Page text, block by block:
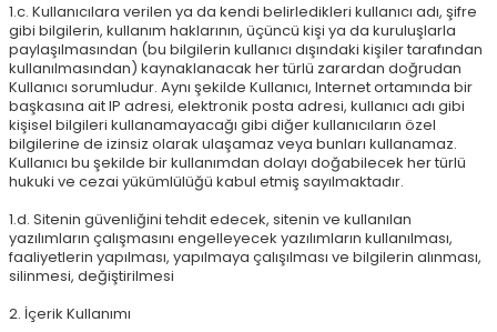
1.c. Kullanıcılara verilen ya da kendi belirledikleri kullanıcı adı, şifre
gibi bilgilerin, kullanım haklarının, üçüncü kişi ya da kuruluşlarla
paylaşılmasından (bu bilgilerin kullanıcı dışındaki kişiler tarafından
kullanılmasından) kaynaklanacak her türlü zarardan doğrudan
Kullanıcı sorumludur. Aynı şekilde Kullanıcı, Internet ortamında bir
başkasına ait IP adresi, elektronik posta adresi, kullanıcı adı gibi
kişisel bilgileri kullanamayacağı gibi diğer kullanıcıların özel
bilgilerine de izinsiz olarak ulaşamaz veya bunları kullanamaz.
Kullanıcı bu şekilde bir kullanımdan dolayı doğabilecek her türlü
hukuki ve cezai yükümlülüğü kabul etmiş sayılmaktadır.
1.d. Sitenin güvenliğini tehdit edecek, sitenin ve kullanılan
yazılımların çalışmasını engelleyecek yazılımların kullanılması,
faaliyetlerin yapılması, yapılmaya çalışılması ve bilgilerin alınması,
silinmesi, değiştirilmesi
2. İçerik Kullanımı